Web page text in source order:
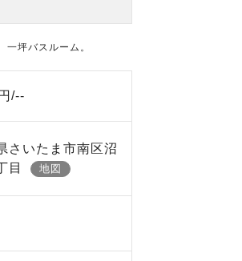
坪バスルーム。
/--
さいたま市南区沼
目
地図